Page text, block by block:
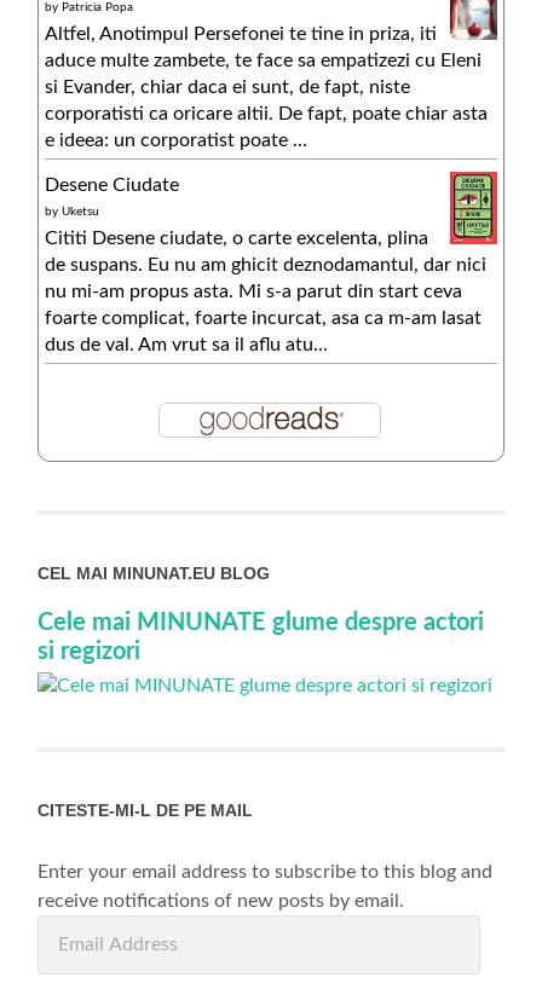
by Patricia Popa
Altfel, Anotimpul Persefonei te tine in priza, iti
aduce multe zambete, te face sa empatizezi cu Eleni
si Evander, chiar daca ei sunt, de fapt, niste
corporatisti ca oricare altii. De fapt, poate chiar asta
e ideea: un corporatist poate ...
Desene Ciudate
byUketsu
Cititi Desene ciudate, o carte excelenta, plina
de suspans. Eu nu am ghicit deznodamantul, dar nici
nu mi-am propus asta. Mi s-a parut din start ceva
foarte complicat, foarte incurcat, asa ca m-am lasat
dus de val. Am vrut sa il aflu atu...
CEL MAI MINUNAT.EU BLOG
Cele mai MINUNATE glume despre actori
si regizori
CITESTE-MI-L DE PE MAIL
Enter your email address to subscribe to this blog and
receive notifications of new posts by email.